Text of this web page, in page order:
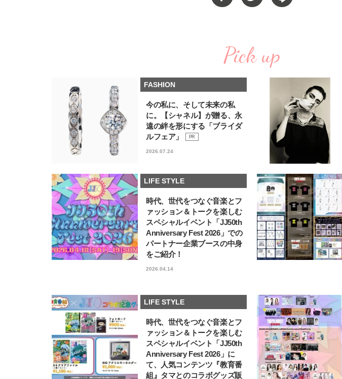
Pick up
FASHION
今の私に、そして未来の私
に。【シャネル】が贈る、永
遠の絆を形にする「ブライダ
ルフェア」
PR
2026.07.24
LIFE STYLE
時代、世代をつなぐ音楽とフ
ァッション＆トークを楽しむ
スペシャルイベント「JJ50th
Anniversary Fest 2026」での
パートナー企業ブースの中身
をご紹介！
2026.04.14
LIFE STYLE
時代、世代をつなぐ音楽とフ
ァッション＆トークを楽しむ
スペシャルイベント「JJ50th
Anniversary Fest 2026」に
て、人気コンテンツ『教育番
組』タマとのコラボグッズ販
BEAUTY
い“オールインワン”アイテム〈ビ
ューティ＆ファッション夏の必需
品〉
2026.08.05
BEAUTY
【注目アーティストRainy。っ
て？】自称“コスメオタク見習
い”のポーチの中身、拝見しま
す！
BEAUTY
【J’s Picks】J-GIRL早坂萌香の
徹底した日焼けケア！ でも、いち
ばん大切なのは…〈ビューティ＆
ファッション夏の必需品〉
【体験レポ】 ニュウマン高輪！
uka新店舗「uka store / Care &
Share」でネイルケア体験！JJア
フタヌーンティー来場者限定チケ
ットも
BEAUTY